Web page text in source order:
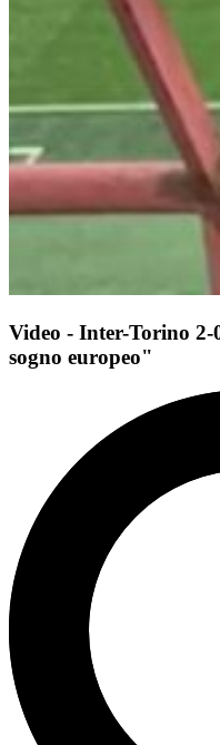
Video - Inter-Torino
sogno europeo"